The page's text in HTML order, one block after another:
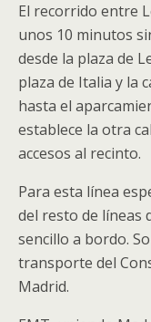
El recorrido entre
unos 10 minutos
desde la plaza de
plaza de Italia y la
hasta el
establece la otra
accesos al recinto.
Para esta línea
del resto de líneas
sencillo a bordo.
transporte del
Madrid.